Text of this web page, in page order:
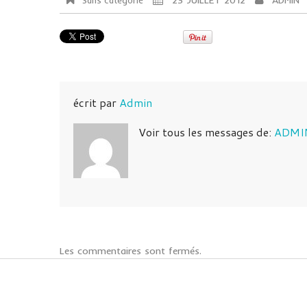
écrit par Admin
Voir tous les messages de:
Les commentaires sont fermés.